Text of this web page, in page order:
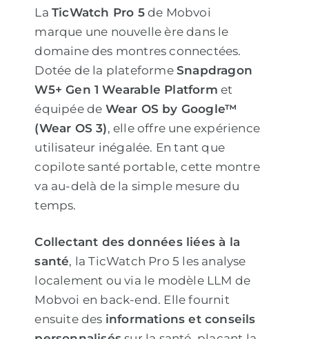
LaTicWatch Pro 5de Mobvoi
marque une nouvelle ère dans le
domaine des montres connectées.
Dotée de la plateformeSnapdragon
W5+ Gen 1 Wearable Platform et
équipée de Wear OS by Google™
(Wear OS 3), elle offre une expérience
utilisateur inégalée. En tant que
copilote santé portable, cette montre
va au-delà de la simple mesure du
temps.
Collectant des données liées à la
santé, la TicWatch Pro 5 les analyse
localement ou via le modèle LLM de
Mobvoi en back-end. Elle fournit
ensuite des informations et conseils